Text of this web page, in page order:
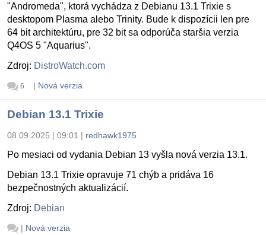
"Andromeda", ktorá vychádza z Debianu 13.1 Trixie s
desktopom Plasma alebo Trinity. Bude k dispozícii len pre
64 bit architektúru, pre 32 bit sa odporúča staršia verzia
Q4OS 5 "Aquarius".
Zdroj: DistroWatch.com
6 | Nová verzia
Debian 13.1 Trixie
08.09.2025 | 09:01 | redhawk1975
Po mesiaci od vydania Debian 13 vyšla nová verzia 13.1.
Debian 13.1 Trixie opravuje 71 chýb a pridáva 16
bezpečnostných aktualizácií.
Zdroj: Debian
| Nová verzia